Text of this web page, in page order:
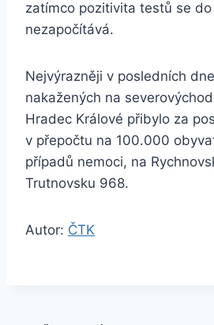
zatímco pozitivita testů se
nezapočítává.
Nejvýrazněji v posledních
nakažených na
Hradec Králové přibylo za
v přepočtu na 100.000
případů nemoci, na
Trutnovsku 968.
Autor: ČTK